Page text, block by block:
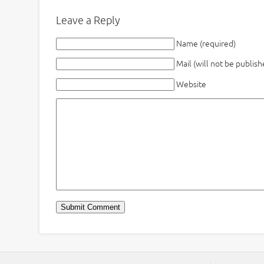
Leave a Reply
Name (required)
Mail (will not be
Website